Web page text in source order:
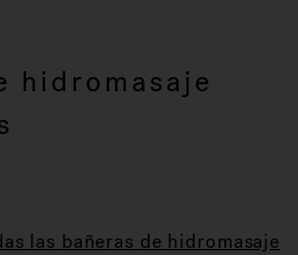
hidromasaje
las bañeras de hidromasaje